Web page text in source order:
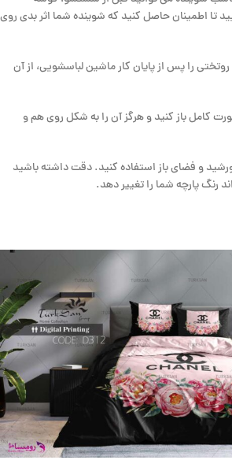
تا اطمینان حاصل کنید که شوینده شما اثر بدی روی
را پس از پایان کار ماشین لباسشویی، از آن
کامل باز کنید و هرگز آن را به شکل روی هم و
و فضای باز استفاده کنید. دقت داشته باشید
رنگ پارچه شما را تغییر دهد.